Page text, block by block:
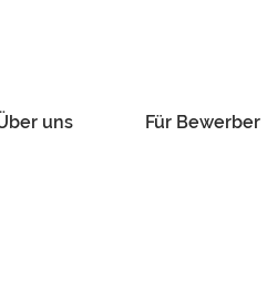
uns Für Bewerber